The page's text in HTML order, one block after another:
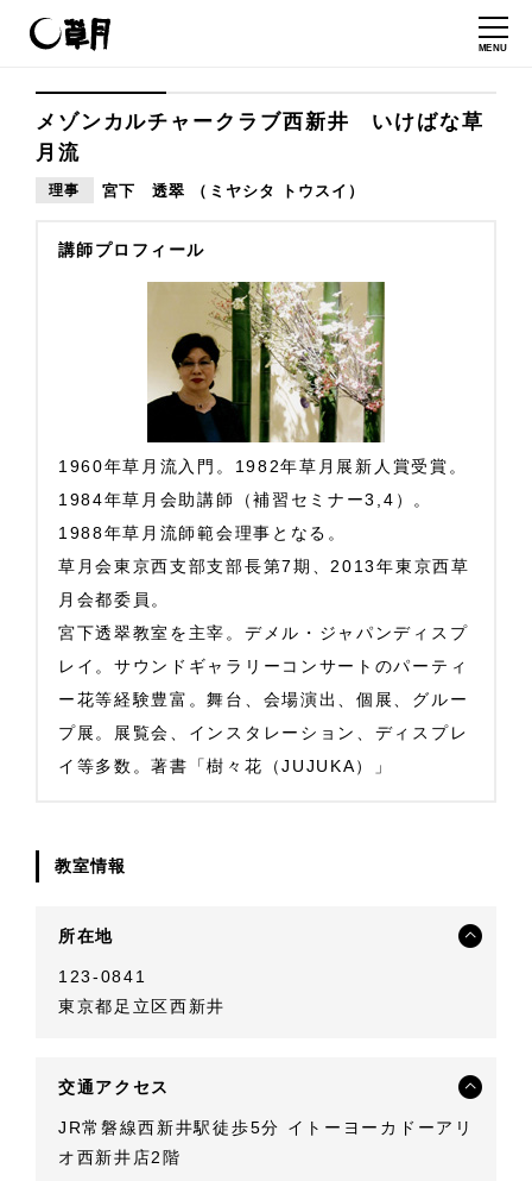
MENU
メゾンカルチャークラブ西新井 いけばな草
月流
理事 宮下 透翠 （ミヤシタ トウスイ）
講師プロフィール
1960年草月流入門。1982年草月展新人賞受賞。
1984年草月会助講師（補習セミナー3,4）。
1988年草月流師範会理事となる。
草月会東京西支部支部長第7期、2013年東京西草
月会都委員。
宮下透翠教室を主宰。デメル・ジャパンディスプ
レイ。サウンドギャラリーコンサートのパーティ
ー花等経験豊富。舞台、会場演出、個展、グルー
プ展。展覧会、インスタレーション、ディスプレ
イ等多数。著書「樹々花（JUJUKA）」
教室情報
所在地
123-0841
東京都足立区西新井
交通アクセス
JR常磐線西新井駅徒歩5分 イトーヨーカドーアリ
オ西新井店2階